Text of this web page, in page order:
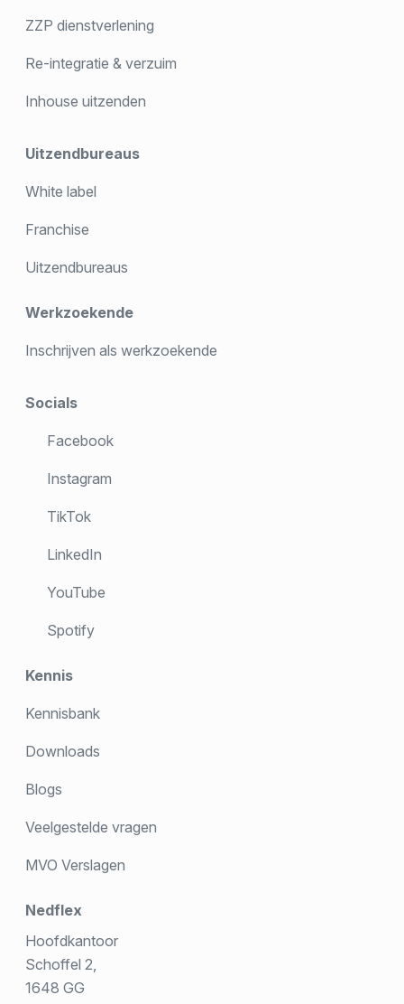
ZZP dienstverlening
Re-integratie & verzuim
Inhouse uitzenden
Uitzendbureaus
White label
Franchise
Uitzendbureaus
Werkzoekende
Inschrijven als werkzoekende
Socials
Facebook
Instagram
TikTok
LinkedIn
YouTube
Spotify
Kennis
Kennisbank
Downloads
Blogs
Veelgestelde vragen
MVO Verslagen
Nedflex
Hoofdkantoor
Schoffel 2,
1648 GG